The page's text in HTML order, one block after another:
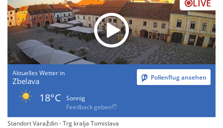
LIVE
Aktuelles Wetter in
Zbelava Pollenflug ansehen
18°C
Sonnig
Feedback geben
Standort Varaždin - Trg kralja Tomislava